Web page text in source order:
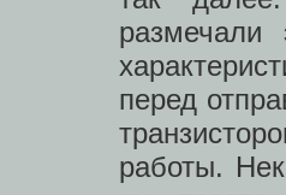
размечали
перед
работы.